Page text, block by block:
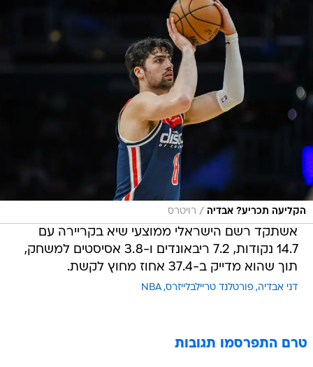
הקליעה תכריע? אבדיה / רויטרס
אשתקד רשם הישראלי ממוצעי שיא בקריירה עם
14.7 נקודות, 7.2 ריבאונדים ו-3.8 אסיסטים למשחק,
תוך שהוא מדייק ב-37.4 אחוז מחוץ לקשת.
דני אבדיה פורטלנד טריילבלייזרס NBA
טרם התפרסמו תגובות